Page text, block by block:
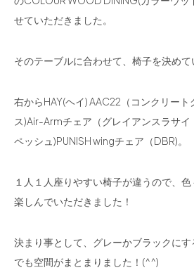
せていただきました。
そのテーブルに合わせて、椅子を決めて
右からHAY(ヘイ) AAC22（コンクリー
ス)Air-Armチェア（グレイアンスラサ
ペッシュ)PUNISH wingチェア（DBR)。
１人１人座りやすい椅子が違うので、
楽しんでいただきました！
決まり事として、グレーかブラックに
でも空間がまとまりました！(^^)